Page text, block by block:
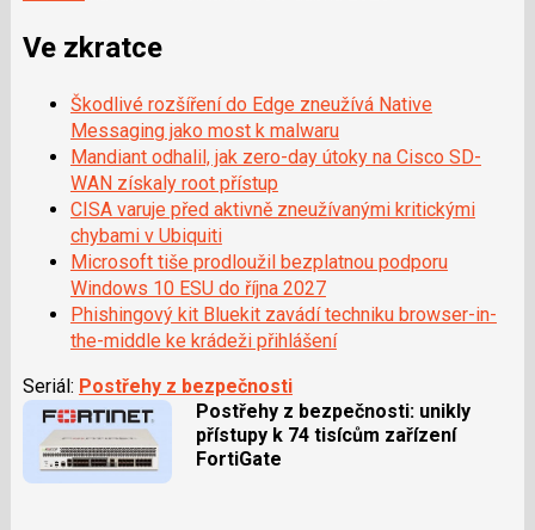
Ve zkratce
Škodlivé rozšíření do Edge zneužívá Native
Messaging jako most k malwaru
Mandiant odhalil, jak zero-day útoky na Cisco SD-
WAN získaly root přístup
CISA varuje před aktivně zneužívanými kritickými
chybami v Ubiquiti
Microsoft tiše prodloužil bezplatnou podporu
Windows 10 ESU do října 2027
Phishingový kit Bluekit zavádí techniku browser-in-
the-middle ke krádeži přihlášení
Seriál: Postřehy z bezpečnosti
Postřehy z bezpečnosti: unikly
přístupy k 74 tisícům zařízení
FortiGate